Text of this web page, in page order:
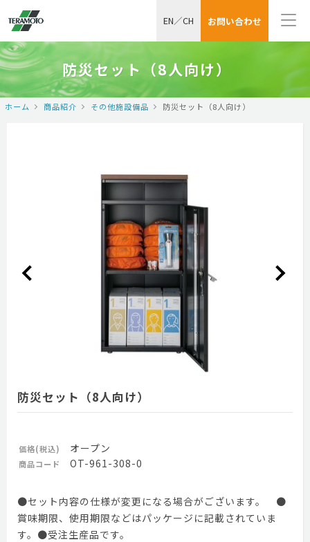
お問い合わせ
EN／CH
防災セット（8人向け）
ホーム 商品紹介 その他施設備品 防災セット（8人向け）
防災セット（8人向け）
価格(税込) オープン
商品コード OT-961-308-0
●セット内容の仕様が変更になる場合がございます。 ●
賞味期限、使用期限などはパッケージに記載されていま
す。●受注生産品です。